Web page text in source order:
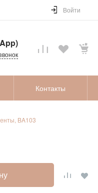
Войти
Контакты
BA103